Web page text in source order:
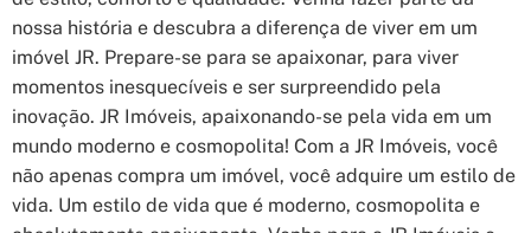
nossa história e descubra a diferença de viver em um
imóvel JR. Prepare-se para se apaixonar, para viver
momentos inesquecíveis e ser surpreendido pela
inovação. JR Imóveis, apaixonando-se pela vida em um
mundo moderno e cosmopolita! Com a JR Imóveis, você
não apenas compra um imóvel, você adquire um estilo de
vida. Um estilo de vida que é moderno, cosmopolita e